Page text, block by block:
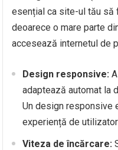
esențial ca site-ul tău să
deoarece o mare parte
accesează internetul de
Design responsive:
adaptează automat la
Un design responsive
experiență de
Viteza de încărcare: